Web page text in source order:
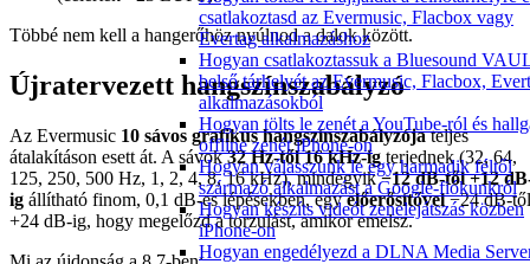
csatlakoztasd az Evermusic, Flacbox vagy
Evertag alkalmazáshoz
Hogyan csatlakoztassuk a Bluesound
belső tárhelyét az Evermusic, Flacbox,
alkalmazásokból
Hogyan tölts le zenét a YouTube-ról és
offline zenét iPhone-on
Hogyan válasszunk le egy harmadik féltől
származó alkalmazást a Google-fiókunkról
Hogyan készíts videót zenelejátszás közben
iPhone-on
Hogyan engedélyezd a DLNA Media
Többé nem kell a hangerőhöz nyúlnod a dalok között.
Újratervezett hangszínszabályzó
Az Evermusic 10 sávos grafikus hangszínszabályzójateljes
átalakításon esett át. A sávok32 Hz-től 16 kHz-ig terjednek (32, 64,
125, 250, 500 Hz, 1, 2, 4, 8, 16 kHz), mindegyik−12 dB-től +12
ig állítható finom, 0,1 dB-es lépésekben, egyelőerősítővel−24 dB-től
+24 dB-ig, hogy megelőzd a torzulást, amikor emelsz.